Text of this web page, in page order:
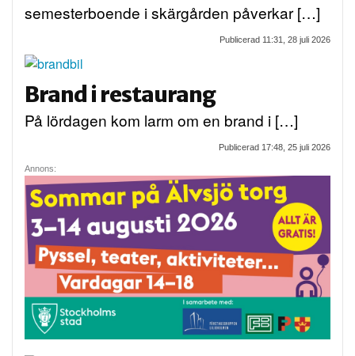
semesterboende i skärgården påverkar […]
Publicerad 11:31, 28 juli 2026
Brand i restaurang
På lördagen kom larm om en brand i […]
Publicerad 17:48, 25 juli 2026
Annons: